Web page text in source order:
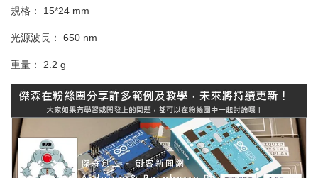
規格： 15*24 mm
光源波長： 650 nm
重量： 2.2 g